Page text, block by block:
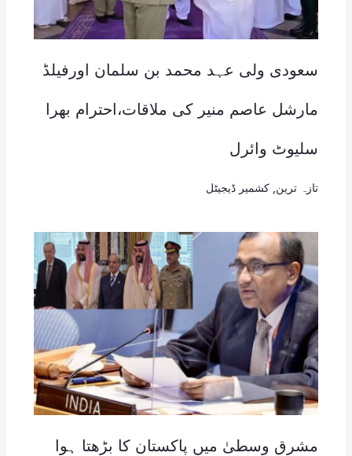
سعودی ولی عہد محمد بن سلمان اورفیلڈ
مارشل عاصم منیر کی ملاقات،احترام بھرا
سلیوٹ وائرل
تازہ ترین کشمیر ڈیجیٹل
مشرق وسطیٰ میں پاکستان کا بڑھتا ہوا